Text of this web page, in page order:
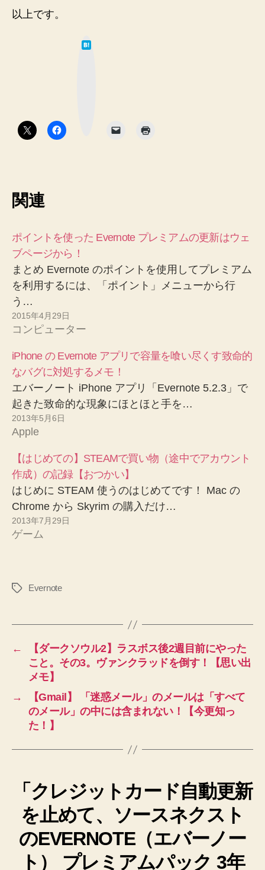
以上です。
関連
ポイントを使った Evernote プレミアムの更新はウェ
ブページから！
まとめ Evernote のポイントを使用してプレミアム
を利用するには、「ポイント」メニューから行
う…
2015年4月29日
コンピューター
iPhone の Evernote アプリで容量を喰い尽くす致命的
なバグに対処するメモ！
エバーノート iPhone アプリ「Evernote 5.2.3」で
起きた致命的な現象にほとほと手を…
2013年5月6日
Apple
【はじめての】STEAMで買い物（途中でアカウント
作成）の記録【おつかい】
はじめに STEAM 使うのはじめてです！ Mac の
Chrome から Skyrim の購入だけ…
2013年7月29日
ゲーム
タ
Evernote
←
【ダークソウル2】ラスボス後2週目前にやった
こと。その3。ヴァンクラッドを倒す！【思い出
メモ】
→
【Gmail】 「迷惑メール」のメールは「すべて
のメール」の中には含まれない！【今更知っ
た！】
「クレジットカード自動更新
を止めて、ソースネクスト
のEVERNOTE（エバーノー
ト） プレミアムパック 3年